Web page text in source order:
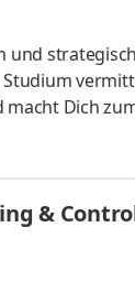
Dich
am
Nähe.
ein
&